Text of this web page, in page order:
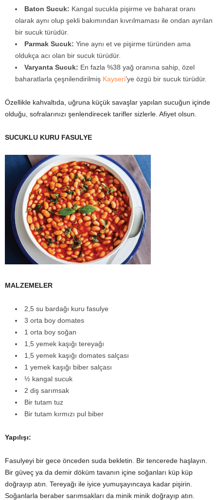
Baton Sucuk: Kangal sucukla pişirme ve baharat oranı
olarak aynı olup şekli bakımından kıvrılmaması ile ondan ayrılan
bir sucuk türüdür.
Parmak Sucuk: Yine aynı et ve pişirme türünden ama
oldukça acı olan bir sucuk türüdür.
Varyanta Sucuk: En fazla %38 yağ oranına sahip, özel
baharatlarla çeşnilendirilmiş Kayseri’ye özgü bir sucuk türüdür.
Özellikle kahvaltıda, uğruna küçük savaşlar yapılan sucuğun içinde
olduğu, sofralarınızı şenlendirecek tarifler sizlerle. Afiyet olsun.
SUCUKLU KURU FASULYE
MALZEMELER
2,5 su bardağı kuru fasulye
3 orta boy domates
1 orta boy soğan
1,5 yemek kaşığı tereyağı
1,5 yemek kaşığı domates salçası
1 yemek kaşığı biber salçası
½ kangal sucuk
2 diş sarımsak
Bir tutam tuz
Bir tutam kırmızı pul biber
Yapılışı:
Fasulyeyi bir gece önceden suda bekletin. Bir tencerede haşlayın.
Bir güveç ya da demir döküm tavanın içine soğanları küp küp
doğrayıp atın. Tereyağı ile iyice yumuşayıncaya kadar pişirin.
Soğanlarla beraber sarımsakları da minik minik doğrayıp atın.